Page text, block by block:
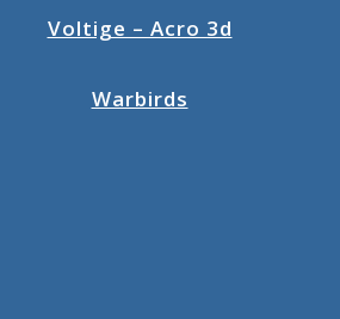
Voltige – Acro 3d
Warbirds